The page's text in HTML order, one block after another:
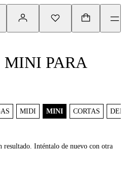
MINI PARA
MIDI MINI CORTAS DENIM
resultado. Inténtalo de nuevo con otra